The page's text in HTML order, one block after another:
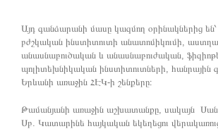
Այդ գանձարանի մասը կազմող օրինակներից
բժշկական ինստիտուտի անատոմիկումի,
անասնաբուծական և անասնաբուժական,
պոլիտեխնիկական ինստիտուտների, հանրային
Երևանի առաջին ՀԷԿ-ի շենքերը։
Թամանյանի առաջին աշխատանքը, սակայն
Սբ. Կատարինե հայկական եկեղեցու